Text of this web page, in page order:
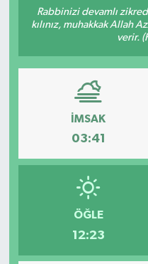
Rabbinizi devamlı
kılınız, muhakkak Allah
verir.
İMSAK
03:41
ÖĞLE
12:23